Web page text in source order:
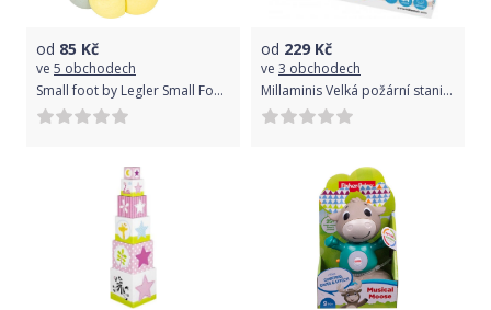
od 85 Kč
ve 5 obchodech
Small foot by Legler Small Foot Motorická hračka housenka 1ks tyrkysová
od 229 Kč
ve 3 obchodech
Millaminis Velká požární stanice